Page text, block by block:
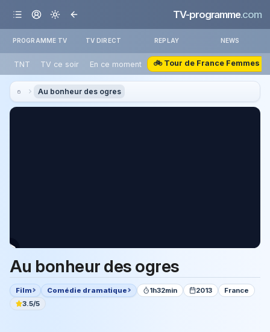
TV-programme.com
PROGRAMME TV TV DIRECT REPLAY NEWS
TNT TV ce soir En ce moment 🚲 Tour de France Femmes
Au bonheur des ogres
Au bonheur des ogres
Film Comédie dramatique 1h32min 2013
France
3.5/5